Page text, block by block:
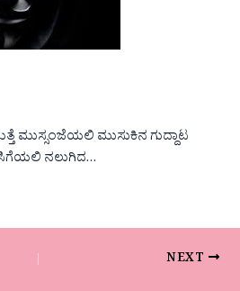
ಮುಸ್ಸಂಜೆಯಲಿ ಮುಸುಕಿನ ಗುದ್ದಾಟ
ನಲುಗಿದ…
NEXT